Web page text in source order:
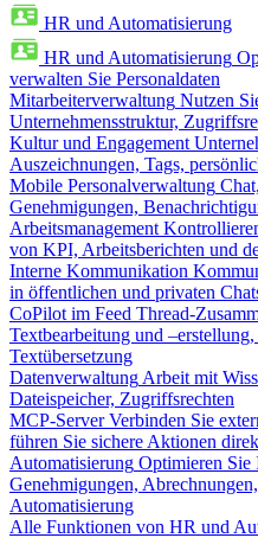
HR und Automatisierung
HR und Automatisierung
verwalten Sie Personaldaten
Mitarbeiterverwaltung Nutzen
Unternehmensstruktur,
Kultur und Engagement
Auszeichnungen, Tags,
Mobile Personalverwaltung
Genehmigungen,
Arbeitsmanagement
von KPI, Arbeitsberichten und
Interne Kommunikation
in öffentlichen und privaten
CoPilot im Feed Thread-
Textbearbeitung und
Textübersetzung
Datenverwaltung Arbeit mit
Dateispeicher, Zugriffsrechten
MCP-Server Verbinden Sie
führen Sie sichere Aktionen
Automatisierung Optimieren
Genehmigungen,
Automatisierung
Alle Funktionen von HR und